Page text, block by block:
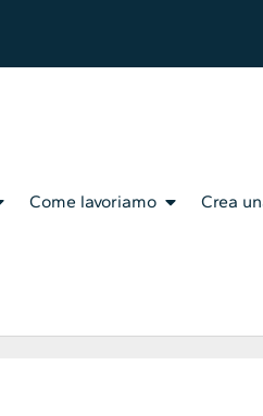
Come lavoriamo Crea